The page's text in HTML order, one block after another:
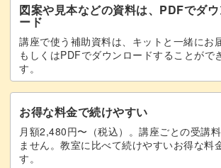
図案や見本などの資料は、PDFでダウ
ード
講座で使う補助資料は、キットと一緒にお届
もしくはPDFでダウンロードすることがで
す。
お得な料金で続けやすい
月額2,480円〜（税込）。講座ごとの受講
ません。教室に比べて続けやすいお得な料
す。